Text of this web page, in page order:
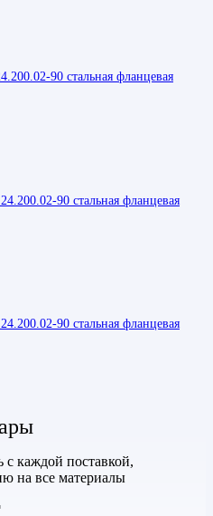
90 стальная фланцевая
90 стальная фланцевая
90 стальная фланцевая
каждой поставкой,
на все материалы